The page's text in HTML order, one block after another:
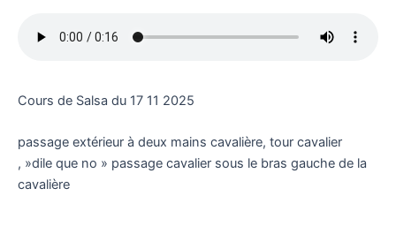
Cours de Salsa du 17 11 2025
passage extérieur à deux mains cavalière, tour cavalier
, »dile que no » passage cavalier sous le bras gauche de la
cavalière